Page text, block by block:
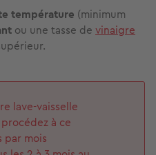
température (minimum
ou une tasse de vinaigre
lave-vaisselle
à ce
par mois